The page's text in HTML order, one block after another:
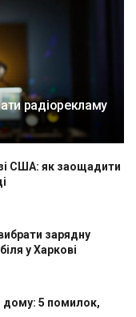
радіорекламу
США: як заощадити
зарядну
у Харкові
дому: 5 помилок,